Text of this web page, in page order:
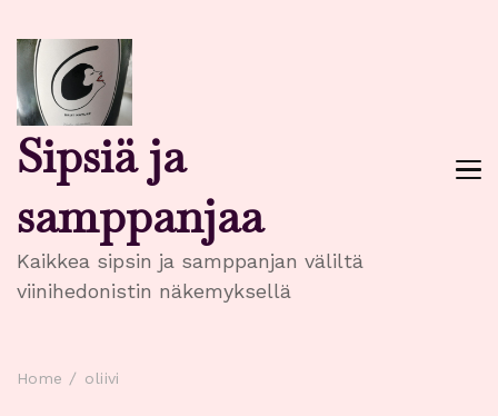
Sipsiä ja
samppanjaa
Kaikkea sipsin ja samppanjan väliltä
viinihedonistin näkemyksellä
Home oliivi